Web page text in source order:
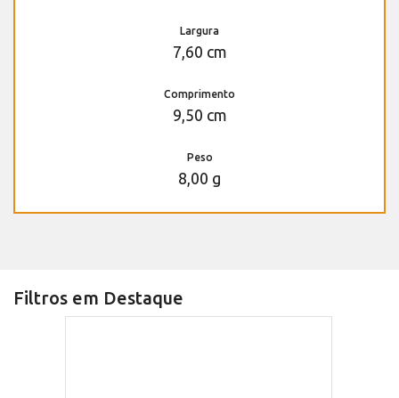
Largura
7,60 cm
Comprimento
9,50 cm
Peso
8,00 g
Filtros em Destaque